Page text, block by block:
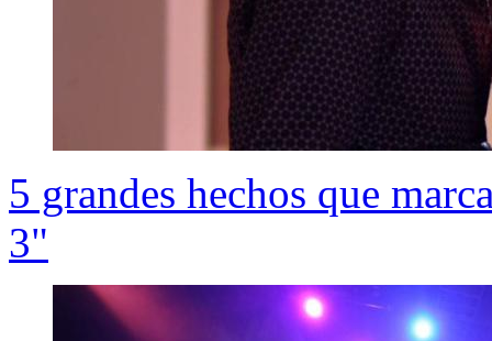
5 grandes hechos que
3"